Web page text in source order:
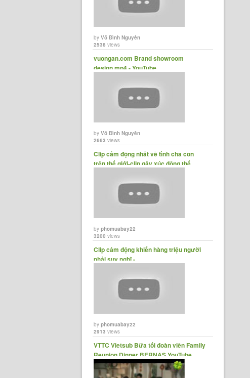
byVõ Đình Nguyên
2538 views
vuongan.com Brand showroom
design.mp4 - YouTube
byVõ Đình Nguyên
2663 views
Clip cảm động nhất về tình cha con
trên thế giới-clip gây xúc động thế
byphomuabay22
3200 views
Clip cảm động khiến hàng triệu người
phải suy nghĩ -......
byphomuabay22
2913 views
VTTC Vietsub Bữa tối đoàn viên Family
Reunion Dinner BERNAS YouTube ......